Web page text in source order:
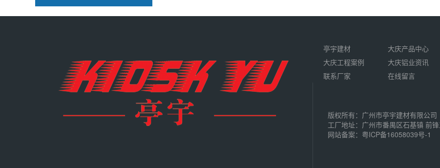
亭宇建材
大庆产品中心
大庆工程案例
大庆铝业资讯
联系厂家
在线留言
版权所有：广州市亭宇建材有限公司
工厂地址：广州市番禺区石基镇 前
网站备案： 粤ICP备16058039号-1